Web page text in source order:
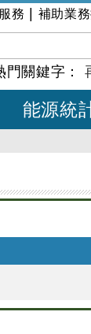
務 補助業
門關鍵字：
能源統